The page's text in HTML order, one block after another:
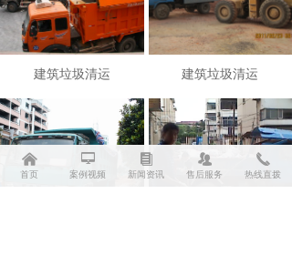
建筑垃圾清运 建筑垃圾清运
낀
首页
넡
案例视频
뀴
新闻资讯
뀡
售后服务
끅
热线直拨